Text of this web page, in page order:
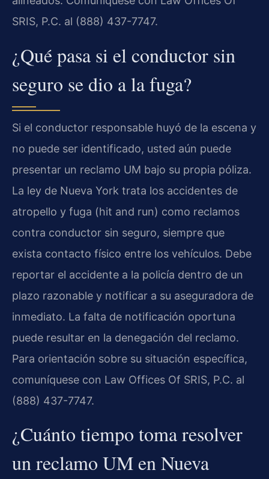
SRIS, P.C. al (888) 437-7747.
¿Qué pasa si el conductor sin
seguro se dio a la fuga?
Si el conductor responsable huyó de la escena y
no puede ser identificado, usted aún puede
presentar un reclamo UM bajo su propia póliza.
La ley de Nueva York trata los accidentes de
atropello y fuga (hit and run) como reclamos
contra conductor sin seguro, siempre que
exista contacto físico entre los vehículos. Debe
reportar el accidente a la policía dentro de un
plazo razonable y notificar a su aseguradora de
inmediato. La falta de notificación oportuna
puede resultar en la denegación del reclamo.
Para orientación sobre su situación específica,
comuníquese con Law Offices Of SRIS, P.C. al
(888) 437-7747.
¿Cuánto tiempo toma resolver
un reclamo UM en Nueva